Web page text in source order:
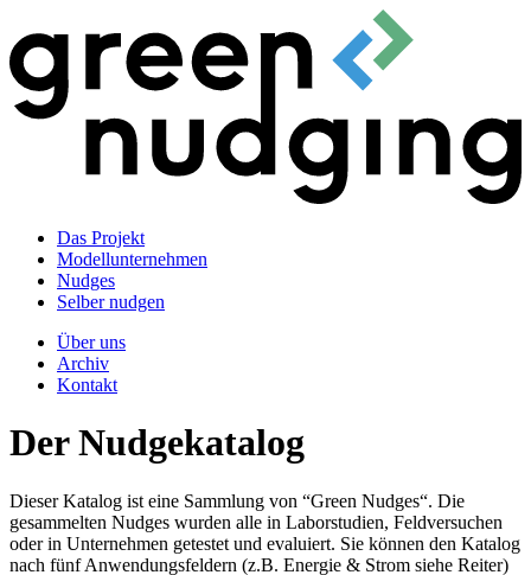
Das Projekt
Modellunternehmen
Nudges
Selber nudgen
Über uns
Archiv
Kontakt
Der Nudgekatalog
Dieser Katalog ist eine Sammlung von “Green Nudges“. Die
gesammelten Nudges wurden alle in Laborstudien, Feldversuchen
oder in Unternehmen getestet und evaluiert. Sie können den Katalog
nach fünf Anwendungsfeldern (z.B. Energie & Strom siehe Reiter)